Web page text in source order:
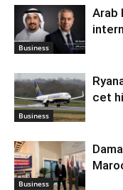
Business
Arab
Business
cet
Business